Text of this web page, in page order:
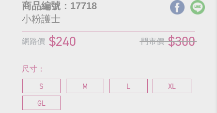
商品編號：17718
小粉護士
網路價 $240 門市價 $300
尺寸：
S M L
XL
GL